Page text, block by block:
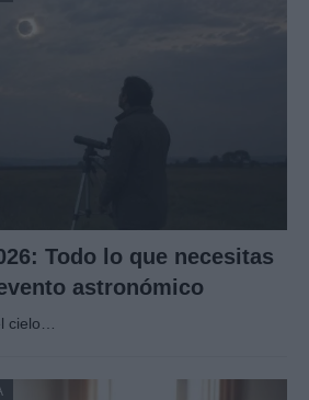
Todo lo que necesitas
astronómico
cielo…